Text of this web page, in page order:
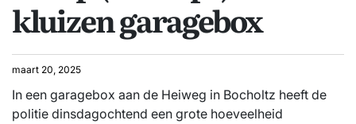
kluizen garagebox
maart 20, 2025
In een garagebox aan de Heiweg in Bocholtz heeft de
politie dinsdagochtend een grote hoeveelheid